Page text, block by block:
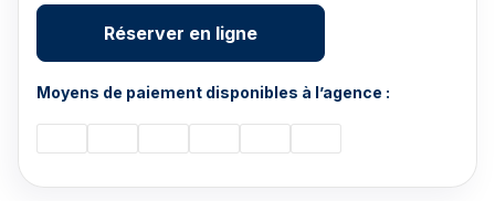
Réserver en ligne
Moyens de paiement disponibles à l’agence :